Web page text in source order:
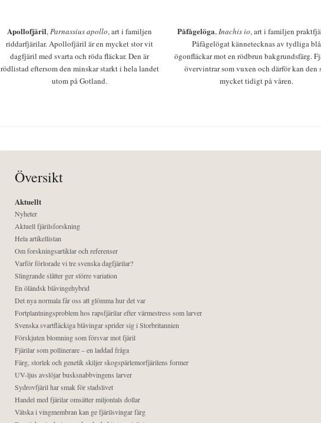
Apollofjäril,Parnassius apollo, art i familjen
riddarfjärilar. Apollofjäril är en mycket stor vit
dagfjäril med svarta och röda fläckar. Den är
rödlistad eftersom den minskar starkt i hela landet
utom på Gotland.
Påfågelöga,Inachis io, art i familjen
Påfågelögat kännetecknas av tydliga blå
ögonfläckar mot en rödbrun bakgrundsfärg.
övervintrar som vuxen och därför kan den
mycket tidigt på våren.
Översikt
Aktuellt
Nyheter
Aktuell fjärilsforskning
Hela artikellistan
Om forskningsartiklar och referenser
Varför förlorade vi tre svenska dagfjärilar?
Slingrande slåtter ger större variation
En öländsk blåvingehybrid
Det nya normala får oss att glömma hur det var
Fortplantningsproblem hos rapsfjärilar efter värmestress som larver
Svenska svartfläckiga blåvingar sprider sig i Storbritannien
Förskjuten blomning som försvar mot fjäril
Fjärilar som pollinerare – en laddad fråga
Färg, storlek och genetik skiljer skogspärlemorfjärilens former
UV-ljus avslöjar busksnabbvingens larver
Sydrovfjäril har smak för stadslivet
Handel med fjärilar omsätter miljontals dollar
Vätska i vingmembran kan ge fjärilsvingar färg